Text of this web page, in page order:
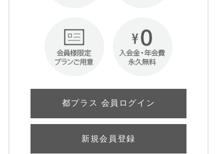
都プラス 会員ログイン
新規会員登録